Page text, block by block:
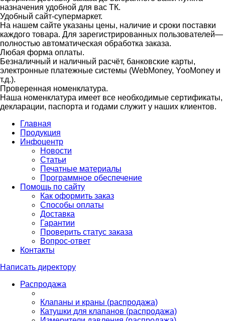
назначения удобной для вас ТК.
Удобный сайт-супермаркет.
На нашем сайте указаны цены, наличие и сроки поставки
каждого товара. Для зарегистрированных пользователей—
полностью автоматическая обработка заказа.
Любая форма оплаты.
Безналичный и наличный расчёт, банковские карты,
электронные платежные системы (WebMoney, YooMoney и
т.д.).
Проверенная номенклатура.
Наша номенклатура имеет все необходимые сертификаты,
декларации, паспорта и годами служит у наших клиентов.
Главная
Продукция
Инфоцентр
Новости
Статьи
Печатные материалы
Программное обеспечение
Помощь по сайту
Как оформить заказ
Способы оплаты
Доставка
Гарантии
Проверить статус заказа
Вопрос-ответ
Контакты
Написать директору
Распродажа
Клапаны и краны (распродажа)
Катушки для клапанов (распродажа)